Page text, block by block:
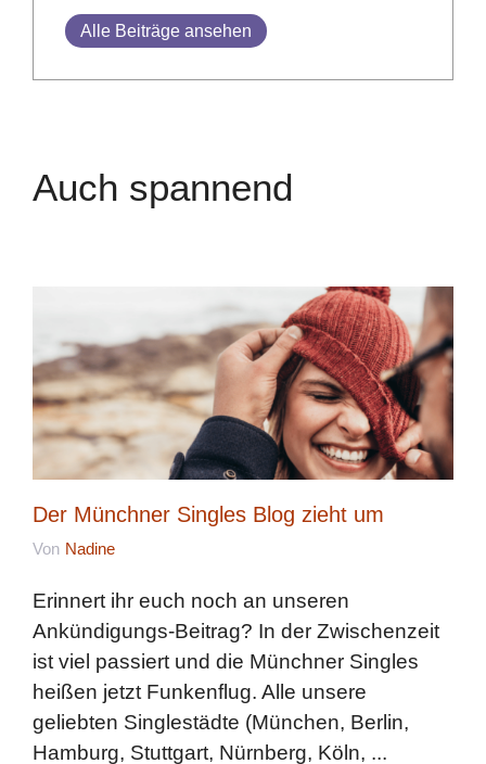
Alle Beiträge ansehen
Auch spannend
Der Münchner Singles Blog zieht um
Von Nadine
Erinnert ihr euch noch an unseren
Ankündigungs-Beitrag? In der Zwischenzeit
ist viel passiert und die Münchner Singles
heißen jetzt Funkenflug. Alle unsere
geliebten Singlestädte (München, Berlin,
Hamburg, Stuttgart, Nürnberg, Köln, ...